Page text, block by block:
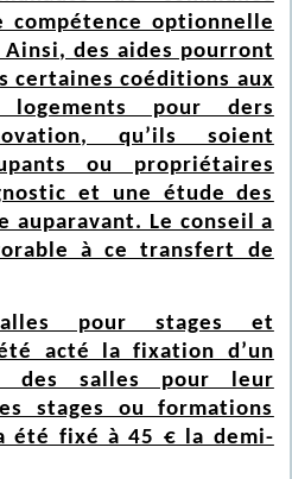
compétence optionnelle
des aides pourront
certaines coéditions aux
logements pour ders
qu’ils soient
ou propriétaires
et une étude des
auparavant. Le conseil a
à ce transfert de
pour stages et
acté la fixation d’un
des salles pour leur
stages ou formations
été fixé à 45 € la demi-